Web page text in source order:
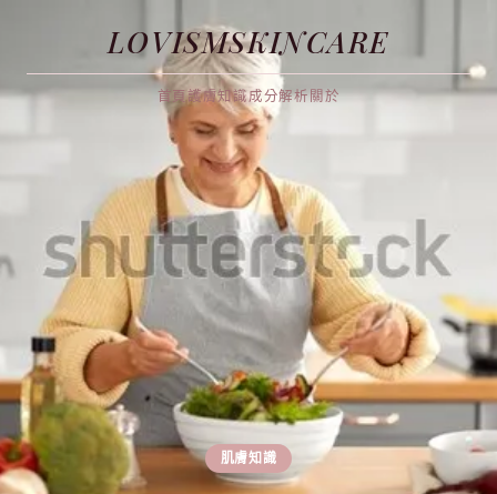
LOVISMSKINCARE
首頁護膚知識成分解析關於
肌膚知識